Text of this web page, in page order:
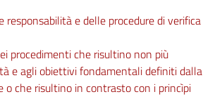
responsabilità e delle procedure di verifica
procedimenti che risultino non più
e agli obiettivi fondamentali definiti dalla
o che risultino in contrasto con i princìpi